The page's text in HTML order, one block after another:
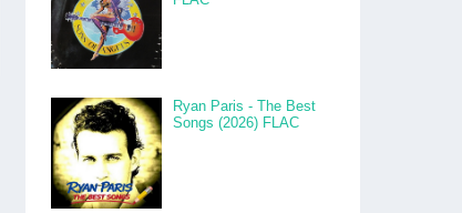
Ryan Paris - The Best
Songs (2026) FLAC